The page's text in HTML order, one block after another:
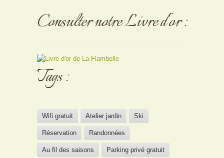
Consulter notre Livre d'or :
Tags :
Wifi gratuit Atelier jardin Ski
Réservation Randonnées
Au fil des saisons Parking privé gratuit